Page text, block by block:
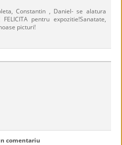
Constantin , Daniel- se alatura
pentru expozitie!Sanatate,
picturi!
comentariu